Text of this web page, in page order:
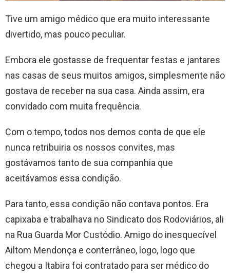
Tive um amigo médico que era muito interessante
divertido, mas pouco peculiar.
Embora ele gostasse de frequentar festas e jantares
nas casas de seus muitos amigos, simplesmente não
gostava de receber na sua casa. Ainda assim, era
convidado com muita frequência.
Com o tempo, todos nos demos conta de que ele
nunca retribuiria os nossos convites, mas
gostávamos tanto de sua companhia que
aceitávamos essa condição.
Para tanto, essa condição não contava pontos. Era
capixaba e trabalhava no Sindicato dos Rodoviários, ali
na Rua Guarda Mor Custódio. Amigo do inesquecível
Ailtom Mendonça e conterrâneo, logo, logo que
chegou a Itabira foi contratado para ser médico do